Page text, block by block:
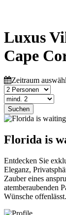
Luxus
Cape
Zeitraum
Suchen
Florida is
Entdecken Sie
Eleganz,
Zauber eines
atemberaubenden
Wünsche